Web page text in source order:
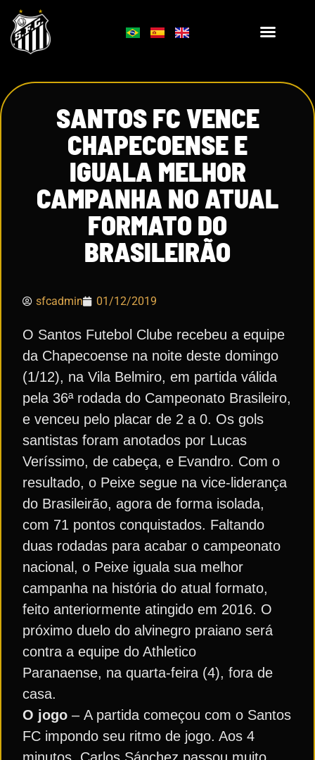
SANTOS FC VENCE
CHAPECOENSE E
IGUALA MELHOR
CAMPANHA NO ATUAL
FORMATO DO
BRASILEIRÃO
sfcadmin 01/12/2019
O Santos Futebol Clube recebeu a equipe
da Chapecoense na noite deste domingo
(1/12), na Vila Belmiro, em partida válida
pela 36ª rodada do Campeonato Brasileiro,
e venceu pelo placar de 2 a 0. Os gols
santistas foram anotados por Lucas
Veríssimo, de cabeça, e Evandro. Com o
resultado, o Peixe segue na vice-liderança
do Brasileirão, agora de forma isolada,
com 71 pontos conquistados. Faltando
duas rodadas para acabar o campeonato
nacional, o Peixe iguala sua melhor
campanha na história do atual formato,
feito anteriormente atingido em 2016. O
próximo duelo do alvinegro praiano será
contra a equipe do Athletico
Paranaense, na quarta-feira (4), fora de
casa.
O jogo – A partida começou com o Santos
FC impondo seu ritmo de jogo. Aos 4